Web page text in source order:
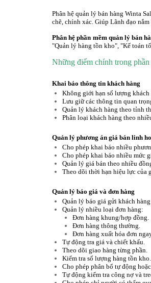
Phân hệ quản lý bán hàng Winta
chẽ, chính xác. Giúp Lãnh đạo
Phân hệ phần mềm quản lý bán
"Quản lý hàng tồn kho", "Kế toán
Những điểm chính trong
Khai báo thông tin khách hàng
Không giới hạn số lượng khách
Lưu giữ các thông tin quan
Quản lý khách hàng theo tỉnh
Phân loại khách hàng theo
Quản lý phương án giá bán linh
Cho phép khai báo nhiều
Cho phép khai báo nhiều mức
Quản lý giá bán theo nhiều
Theo dõi thời hạn hiệu lực của
Quản lý báo giá và đơn hàng
Quản lý báo giá gửi khách
Quản lý nhiều loại đơn hàng:
Đơn hàng khung/hợp đồng.
Đơn hàng thông thường.
Đơn hàng xuất hóa đơn
Tự động tra giá và chiết khấu.
Theo dõi giao hàng từng phần.
Kiểm tra số lượng hàng tồn kho.
Cho phép phân bổ tự động
Tự động kiểm tra công nợ và